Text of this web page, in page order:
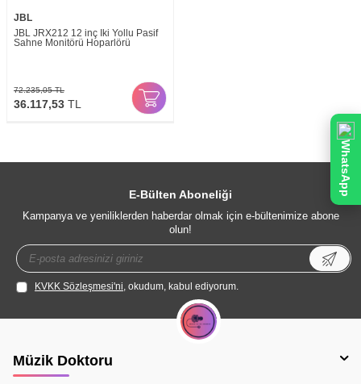
JBL
JBL JRX212 12 inç İki Yollu Pasif
Sahne Monitörü Hoparlörü
72.235,05TL
36.117,53 TL
E-Bülten Aboneliği
Kampanya ve yeniliklerden haberdar olmak için e-bültenimize abone
olun!
KVKK Sözleşmesi'ni, okudum, kabul ediyorum.
Müzik Doktoru
WhatsApp